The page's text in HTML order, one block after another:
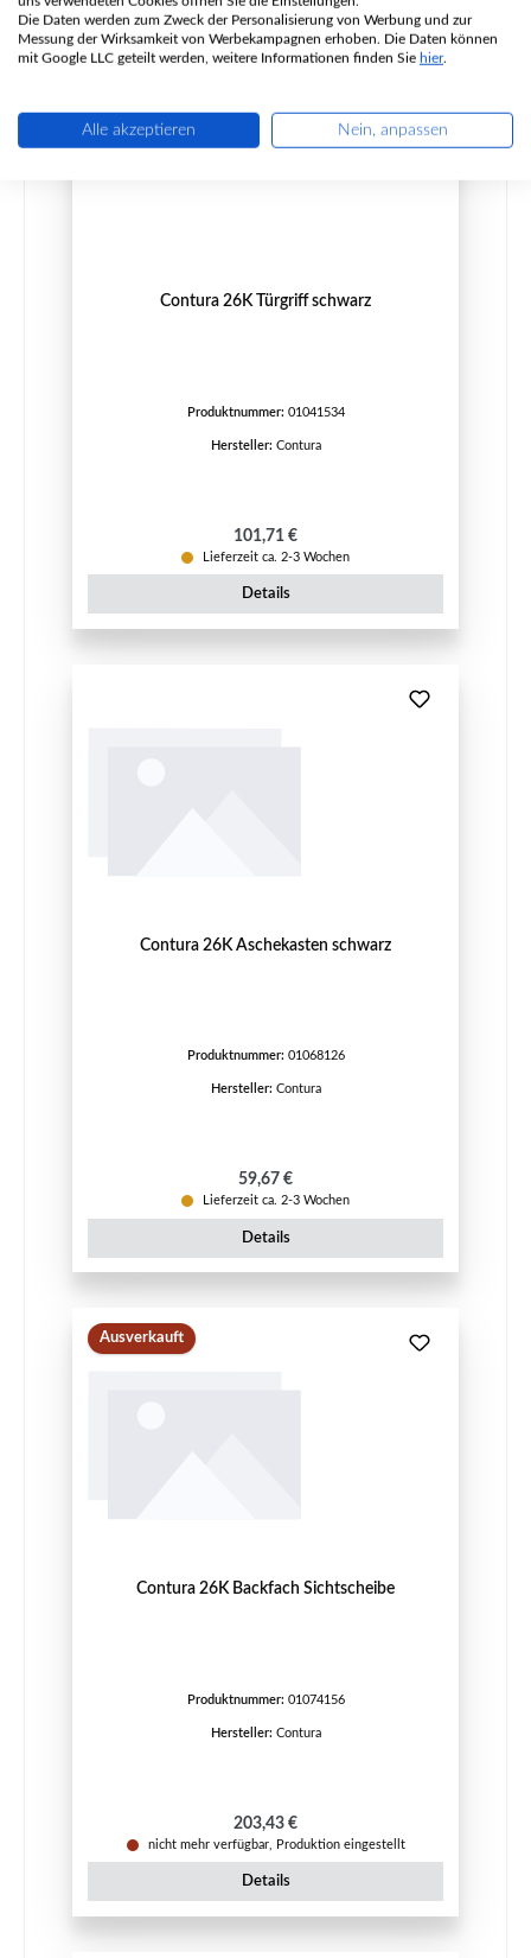
Contura 26K Türgriff schwarz
Produktnummer: 01041534
Hersteller: Contura
Regulärer Preis:
101,71 €
Lieferzeit ca. 2-3 Wochen
Details
Contura 26K Aschekasten schwarz
Produktnummer: 01068126
Hersteller: Contura
Regulärer Preis:
59,67 €
Lieferzeit ca. 2-3 Wochen
Details
Ausverkauft
Contura 26K Backfach Sichtscheibe
Produktnummer: 01074156
Hersteller: Contura
Regulärer Preis:
203,43 €
nicht mehr verfügbar, Produktion eingestellt
Details
Die Daten werden zum Zweck der Personalisierung von Werbung und zur
Messung der Wirksamkeit von Werbekampagnen erhoben. Die Daten können
mit Google LLC geteilt werden, weitere Informationen finden Sie hier.
Alle akzeptieren Nein, anpassen